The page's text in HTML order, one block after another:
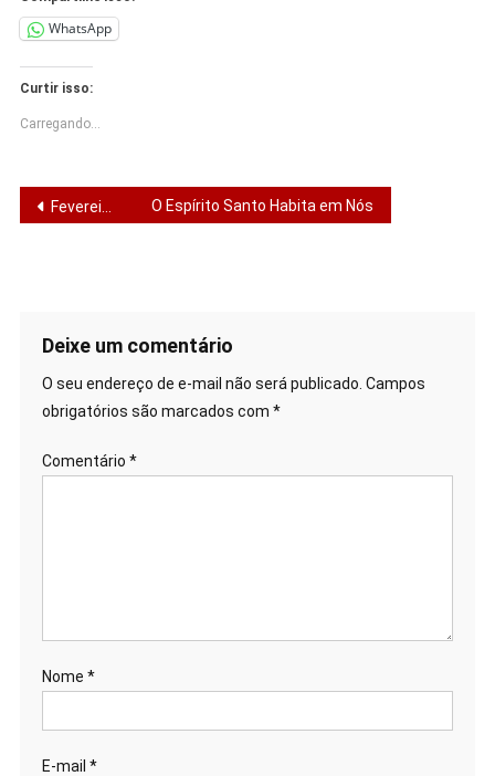
WhatsApp
Curtir isso:
Carregando...
Navegação
Fevereiro Roxo: AjuPrev orienta sobre sinais iniciais do Alzheimer O Espírito Santo Habita em Nós
Deixe um comentário
O seu endereço de e-mail não será publicado. Campos
obrigatórios são marcados com *
Comentário *
Nome *
E-mail *